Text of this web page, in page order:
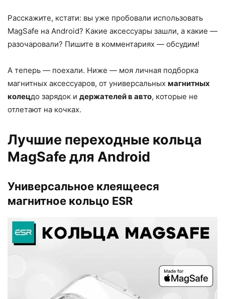
Расскажите, кстати: вы уже пробовали использовать
MagSafe на Android? Какие аксессуары зашли, а какие —
разочаровали? Пишите в комментариях — обсудим!
А теперь — поехали. Ниже — моя личная подборка
магнитных аксессуаров, от универсальных магнитных
колецдо зарядок и держателей в авто, которые не
отлетают на кочках.
Лучшие переходные кольца
MagSafe для Android
Универсальное клеящееся
магнитное кольцо ESR